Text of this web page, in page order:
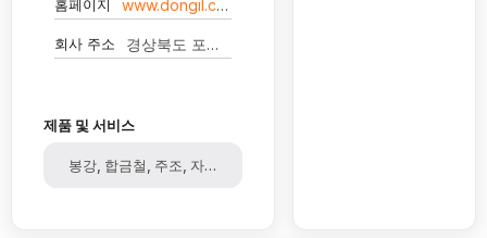
홈페이지 www.dongil.co.kr
회사 주소 경상북도 포항시 남구 괴동로 112 (장흥동) 동일산업(주)
제품 및 서비스
봉강, 합금철, 주조, 자동차부품